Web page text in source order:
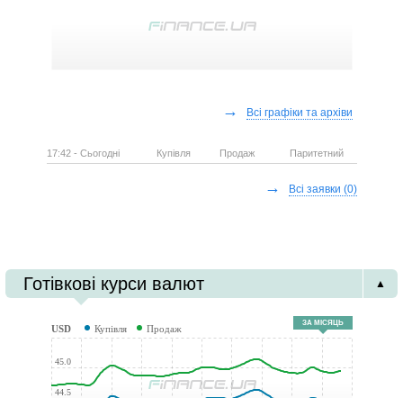
→ Всі графіки та архіви
17:42 - Сьогодні Купівля Продаж Паритетний
→ Всі заявки (0)
Готівкові курси валют ▲
ЗА МІСЯЦЬ
USD Купівля Продаж
44.5
45.0